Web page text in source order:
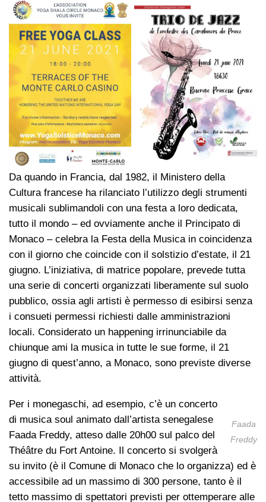
Da quando in Francia, dal 1982, il Ministero della
Cultura francese ha rilanciato l’utilizzo degli strumenti
musicali sublimandoli con una festa a loro dedicata,
tutto il mondo – ed ovviamente anche il Principato di
Monaco – celebra la Festa della Musica in coincidenza
con il giorno che coincide con il solstizio d’estate, il 21
giugno. L’iniziativa, di matrice popolare, prevede tutta
una serie di concerti organizzati liberamente sul suolo
pubblico, ossia agli artisti è permesso di esibirsi senza
i consueti permessi richiesti dalle amministrazioni
locali. Considerato un happening irrinunciabile da
chiunque ami la musica in tutte le sue forme, il 21
giugno di quest’anno, a Monaco, sono previste diverse
attività.
Faada
Freddy
Per i monegaschi, ad esempio, c’è un concerto
di musica soul animato dall’artista senegalese
Faada Freddy, atteso dalle 20h00 sul palco del
Théâtre du Fort Antoine. Il concerto si svolgerà
su invito (è il Comune di Monaco che lo organizza) ed è
accessibile ad un massimo di 300 persone, tanto è il
tetto massimo di spettatori previsti per ottemperare alle